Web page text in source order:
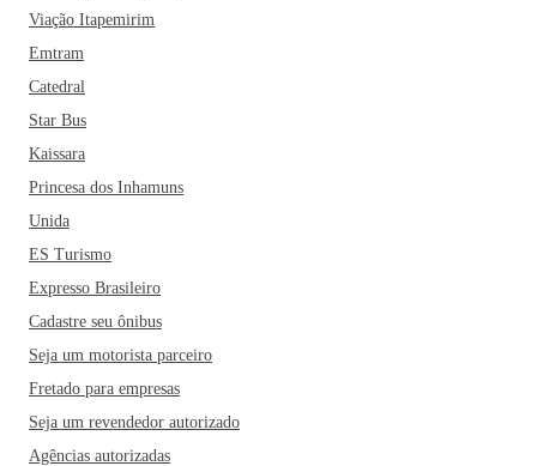
Viação Itapemirim
Emtram
Catedral
Star Bus
Kaissara
Princesa dos Inhamuns
Unida
ES Turismo
Expresso Brasileiro
Cadastre seu ônibus
Seja um motorista parceiro
Fretado para empresas
Seja um revendedor autorizado
Agências autorizadas